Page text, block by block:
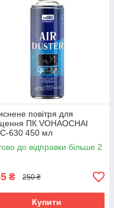
повітря для
ПК VOHAOCHAI
630 450 мл
до відправки більше 2
₴ 250 ₴
Купити